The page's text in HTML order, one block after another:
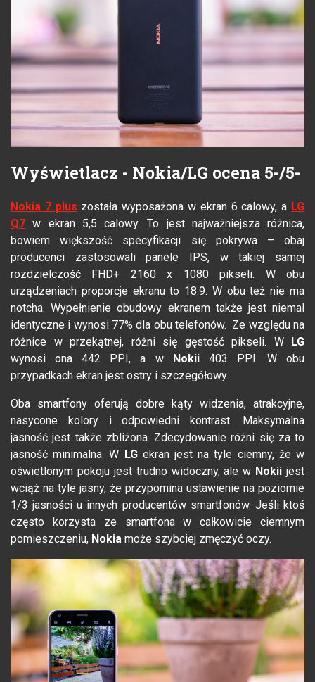
Wyświetlacz - Nokia/LG ocena 5-/5-
Nokia 7 plus została wyposażona w ekran 6 calowy, a LG
Q7 w ekran 5,5 calowy. To jest najważniejsza różnica,
bowiem większość specyfikacji się pokrywa – obaj
producenci zastosowali panele IPS, w takiej samej
rozdzielczość FHD+ 2160 x 1080 pikseli. W obu
urządzeniach proporcje ekranu to 18:9. W obu też nie ma
notcha. Wypełnienie obudowy ekranem także jest niemal
identyczne i wynosi 77% dla obu telefonów. Ze względu na
różnice w przekątnej, różni się gęstość pikseli. W LG
wynosi ona 442 PPI, a w Nokii 403 PPI. W obu
przypadkach ekran jest ostry i szczegółowy.
Oba smartfony oferują dobre kąty widzenia, atrakcyjne,
nasycone kolory i odpowiedni kontrast. Maksymalna
jasność jest także zbliżona. Zdecydowanie różni się za to
jasność minimalna. W LGekran jest na tyle ciemny, że w
oświetlonym pokoju jest trudno widoczny, ale w Nokii jest
wciąż na tyle jasny, że przypomina ustawienie na poziomie
1/3 jasności u innych producentów smartfonów. Jeśli ktoś
często korzysta ze smartfona w całkowicie ciemnym
pomieszczeniu, Nokia może szybciej zmęczyć oczy.